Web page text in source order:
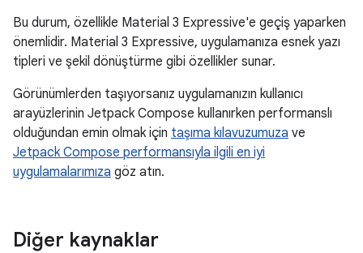
Bu durum, özellikle Material 3 Expressive'e geçiş yaparken
önemlidir. Material 3 Expressive, uygulamanıza esnek yazı
tipleri ve şekil dönüştürme gibi özellikler sunar.
Görünümlerden taşıyorsanız uygulamanızın kullanıcı
arayüzlerinin Jetpack Compose kullanırken performanslı
olduğundan emin olmak için taşıma kılavuzumuza ve
Jetpack Compose performansıyla ilgili en iyi
uygulamalarımıza göz atın.
Diğer kaynaklar